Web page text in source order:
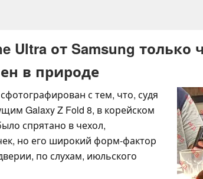
Ultra от Samsung только
в природе
с тем, что, судя
Galaxy Z Fold 8, в корейском
спрятано в чехол,
но его широкий форм-фактор
по слухам, июльского